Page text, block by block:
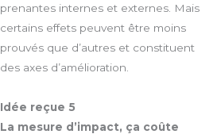
prenantes internes et externes. Mais
certains effets peuvent être moins
prouvés que d’autres et constituent
des axes d’amélioration.
Idée reçue 5
La mesure d’impact, ça coûte